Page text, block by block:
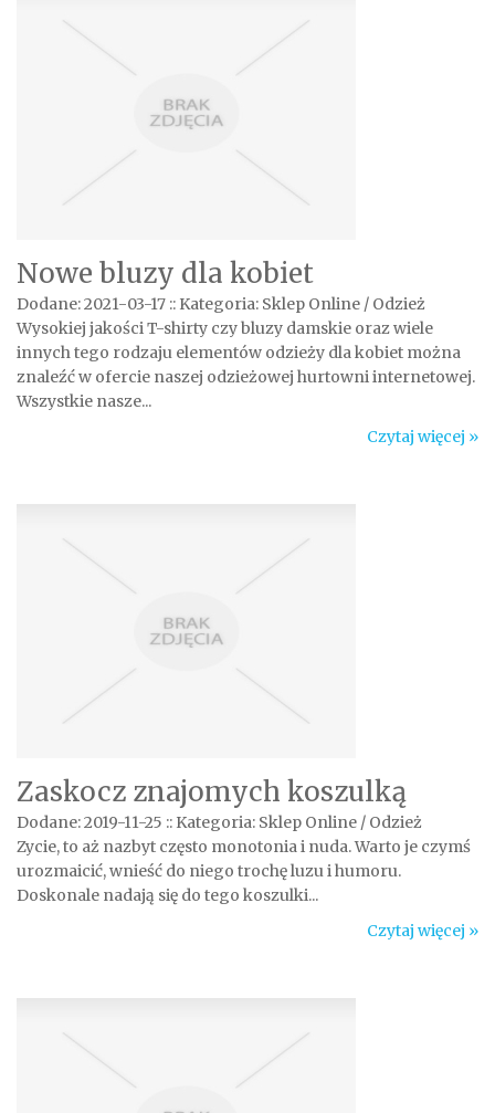
Nowe bluzy dla kobiet
Dodane: 2021-03-17 :: Kategoria: Sklep Online / Odzież
Wysokiej jakości T-shirty czy bluzy damskie oraz wiele
innych tego rodzaju elementów odzieży dla kobiet można
znaleźć w ofercie naszej odzieżowej hurtowni internetowej.
Wszystkie nasze...
Czytaj więcej »
Zaskocz znajomych koszulką
Dodane: 2019-11-25 :: Kategoria: Sklep Online / Odzież
Zycie, to aż nazbyt często monotonia i nuda. Warto je czymś
urozmaicić, wnieść do niego trochę luzu i humoru.
Doskonale nadają się do tego koszulki...
Czytaj więcej »